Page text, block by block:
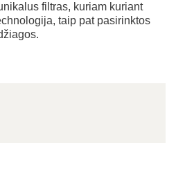
filtras, kuriam kuriant
taip pat pasirinktos